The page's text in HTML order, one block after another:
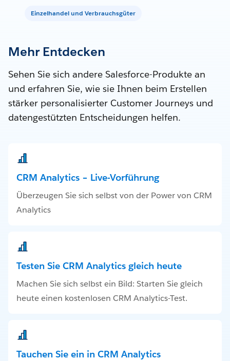
Einzelhandel und Verbrauchsgüter
Mehr Entdecken
Sehen Sie sich andere Salesforce-Produkte an
und erfahren Sie, wie sie Ihnen beim Erstellen
stärker personalisierter Customer Journeys und
datengestützten Entscheidungen helfen.
CRM Analytics – Live-Vorführung
Überzeugen Sie sich selbst von der Power von CRM
Analytics
Testen Sie CRM Analytics gleich heute
Machen Sie sich selbst ein Bild: Starten Sie gleich
heute einen kostenlosen CRM Analytics-Test.
Tauchen Sie ein in CRM Analytics